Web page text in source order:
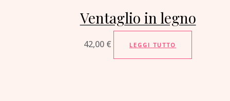
Ventaglio in legno
42,00 € LEGGI TUTTO